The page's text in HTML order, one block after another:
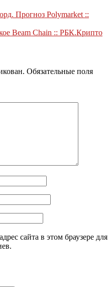
Прогноз Polymarket ::
Beam Chain :: РБК.Крипто
Обязательные поля
сайта в этом браузере для